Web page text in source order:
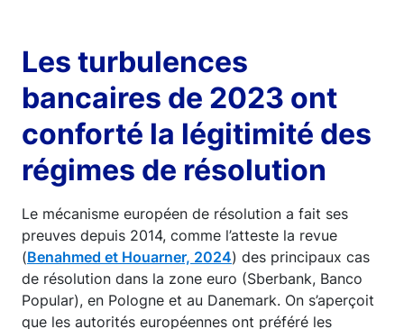
Les turbulences
bancaires de 2023 ont
conforté la légitimité des
régimes de résolution
Le mécanisme européen de résolution a fait ses
preuves depuis 2014, comme l’atteste la revue
(Benahmed et Houarner, 2024) des principaux cas
de résolution dans la zone euro (Sberbank, Banco
Popular), en Pologne et au Danemark. On s’aperçoit
que les autorités européennes ont préféré les